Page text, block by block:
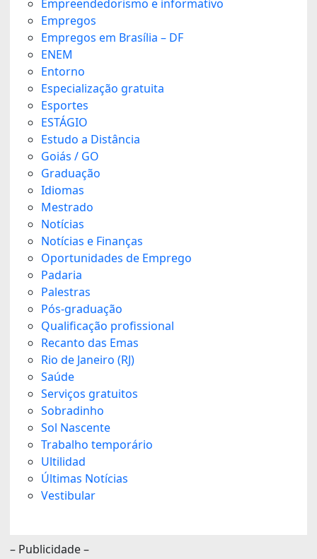
Empreendedorismo e informativo
Empregos
Empregos em Brasília – DF
ENEM
Entorno
Especialização gratuita
Esportes
ESTÁGIO
Estudo a Distância
Goiás / GO
Graduação
Idiomas
Mestrado
Notícias
Notícias e Finanças
Oportunidades de Emprego
Padaria
Palestras
Pós-graduação
Qualificação profissional
Recanto das Emas
Rio de Janeiro (RJ)
Saúde
Serviços gratuitos
Sobradinho
Sol Nascente
Trabalho temporário
Ultilidad
Últimas Notícias
Vestibular
– Publicidade –